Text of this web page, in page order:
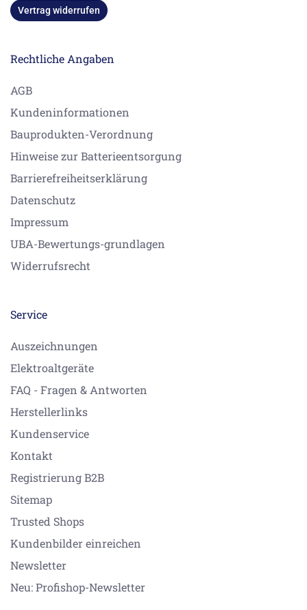
Vertrag widerrufen
Rechtliche Angaben
AGB
Kundeninformationen
Bauprodukten-Verordnung
Hinweise zur Batterieentsorgung
Barrierefreiheitserklärung
Datenschutz
Impressum
UBA-Bewertungs-grundlagen
Widerrufsrecht
Service
Auszeichnungen
Elektroaltgeräte
FAQ - Fragen & Antworten
Herstellerlinks
Kundenservice
Kontakt
Registrierung B2B
Sitemap
Trusted Shops
Kundenbilder einreichen
Newsletter
Neu: Profishop-Newsletter